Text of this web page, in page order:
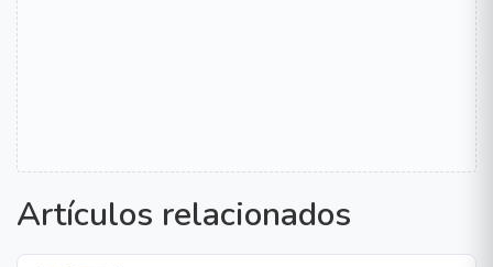
Artículos relacionados